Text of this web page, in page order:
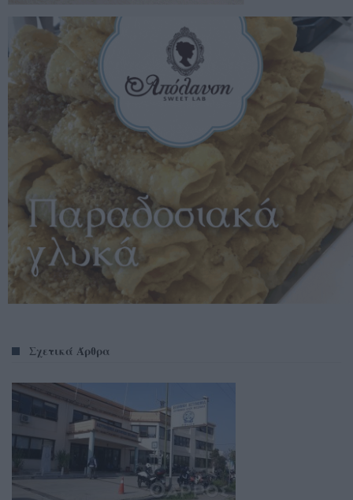
Σχετικά Άρθρα